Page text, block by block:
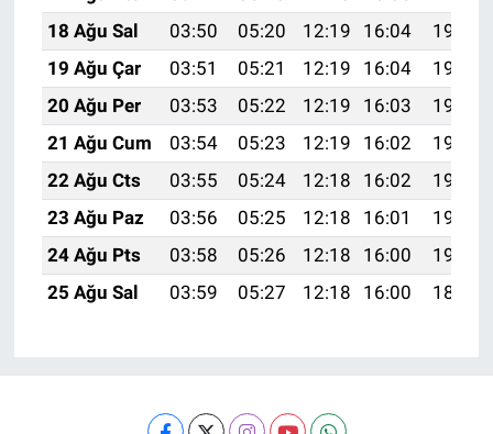
18 Ağu Sal
03:50 05:20 12:19 16:04
19:08
19 Ağu Çar
03:51 05:21 12:19 16:04
19:07
20 Ağu Per
03:53 05:22 12:19 16:03
19:06
21 Ağu Cum
03:54 05:23 12:19 16:02
19:04
22 Ağu Cts
03:55 05:24 12:18 16:02
19:03
23 Ağu Paz
03:56 05:25 12:18 16:01
19:01
24 Ağu Pts
03:58 05:26 12:18 16:00
19:00
25 Ağu Sal
03:59 05:27 12:18 16:00 18:59